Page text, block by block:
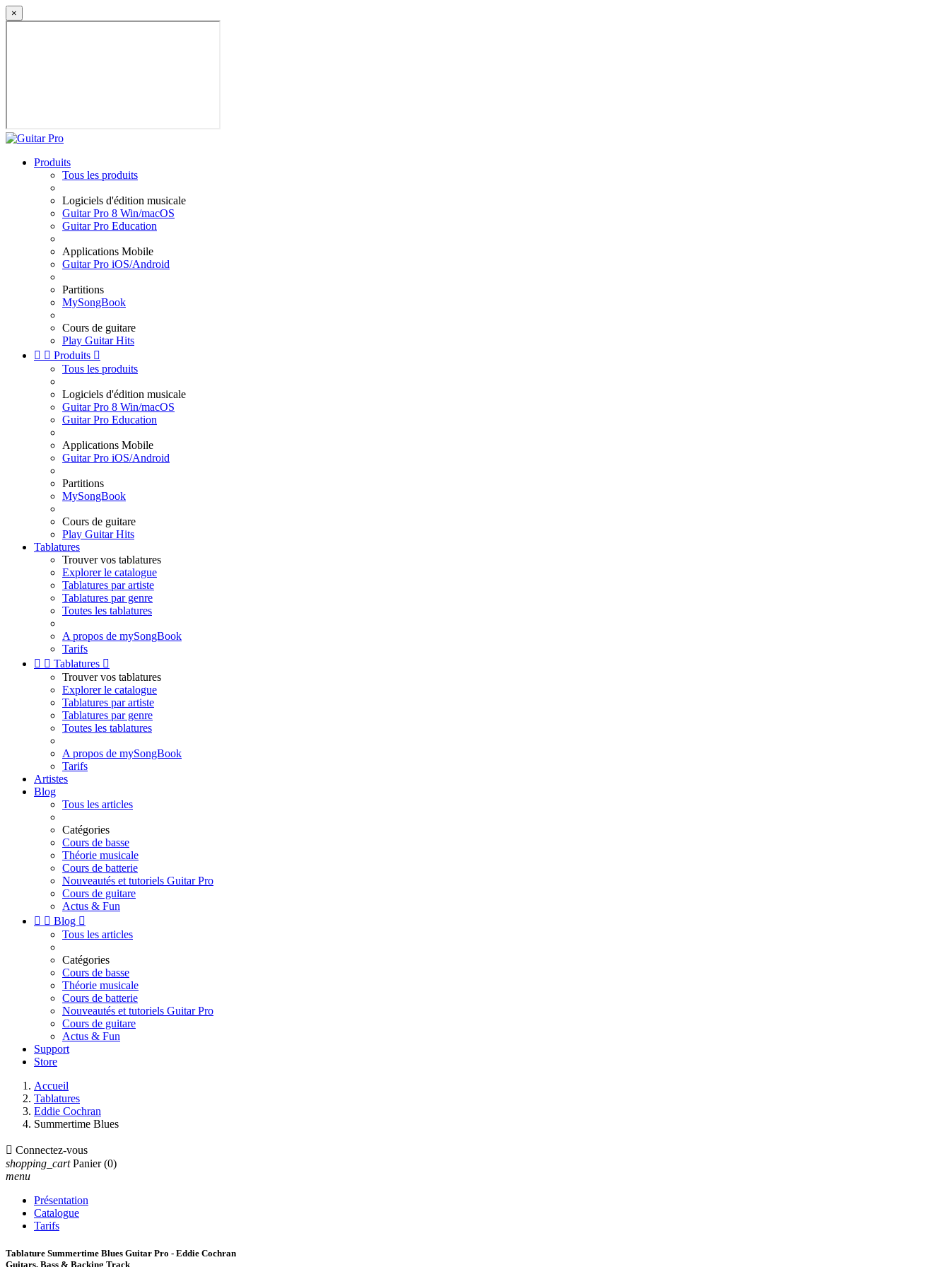
×
Produits
Tous les produits
Logiciels d'édition musicale
Guitar Pro 8 Win/macOS
Guitar Pro Education
Applications Mobile
Guitar Pro iOS/Android
Partitions
MySongBook
Cours de guitare
Play Guitar Hits
  Produits 
Tous les produits
Logiciels d'édition musicale
Guitar Pro 8 Win/macOS
Guitar Pro Education
Applications Mobile
Guitar Pro iOS/Android
Partitions
MySongBook
Cours de guitare
Play Guitar Hits
Tablatures
Trouver vos tablatures
Explorer le catalogue
Tablatures par artiste
Tablatures par genre
Toutes les tablatures
A propos de mySongBook
Tarifs
  Tablatures 
Trouver vos tablatures
Explorer le catalogue
Tablatures par artiste
Tablatures par genre
Toutes les tablatures
A propos de mySongBook
Tarifs
Artistes
Blog
Tous les articles
Catégories
Cours de basse
Théorie musicale
Cours de batterie
Nouveautés et tutoriels Guitar Pro
Cours de guitare
Actus & Fun
  Blog 
Tous les articles
Catégories
Cours de basse
Théorie musicale
Cours de batterie
Nouveautés et tutoriels Guitar Pro
Cours de guitare
Actus & Fun
Support
Store
Accueil
Tablatures
Eddie Cochran
Summertime Blues
 Connectez-vous
shopping_cart Panier (0)
menu
Présentation
Catalogue
Tarifs
Tablature Summertime Blues Guitar Pro - Eddie Cochran
Guitars, Bass & Backing Track